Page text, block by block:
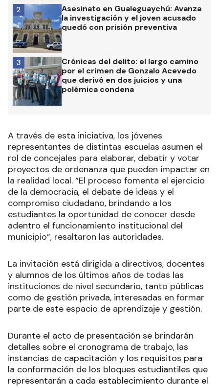
Asesinato en Gualeguaychú: Avanza
la investigación y el joven acusado
quedó con prisión preventiva
2
Crónicas del delito: el largo camino
por el crimen de Gonzalo Acevedo
que derivó en dos juicios y una
polémica condena
3
A través de esta iniciativa, los jóvenes
representantes de distintas escuelas asumen el
rol de concejales para elaborar, debatir y votar
proyectos de ordenanza que pueden impactar en
la realidad local. “El proceso fomenta el ejercicio
de la democracia, el debate de ideas y el
compromiso ciudadano, brindando a los
estudiantes la oportunidad de conocer desde
adentro el funcionamiento institucional del
municipio”, resaltaron las autoridades.
La invitación está dirigida a directivos, docentes
y alumnos de los últimos años de todas las
instituciones de nivel secundario, tanto públicas
como de gestión privada, interesadas en formar
parte de este espacio de aprendizaje y gestión.
Durante el acto de presentación se brindarán
detalles sobre el cronograma de trabajo, las
instancias de capacitación y los requisitos para
la conformación de los bloques estudiantiles que
representarán a cada establecimiento durante el